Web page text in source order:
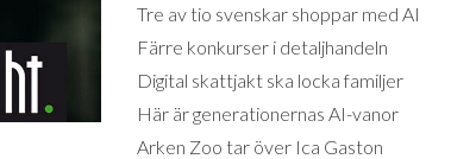
Tre av tio svenskar shoppar med AI
Färre konkurser i detaljhandeln
Digital skattjakt ska locka familjer
Här är generationernas AI-vanor
Arken Zoo tar över Ica Gaston